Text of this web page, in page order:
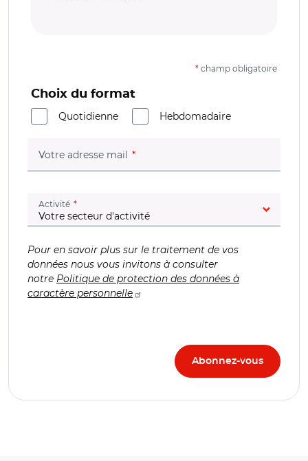
* champ obligatoire
Choix du format
Quotidienne
Hebdomadaire
Votre adresse mail (champ obligatoire)
Activité (champ obligatoire)
Pour en savoir plus sur le traitement de vos
données nous vous invitons à consulter
notre Politique de protection des données à
caractère personnelle